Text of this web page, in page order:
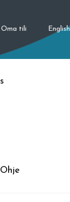
Oma tili English
Ohje